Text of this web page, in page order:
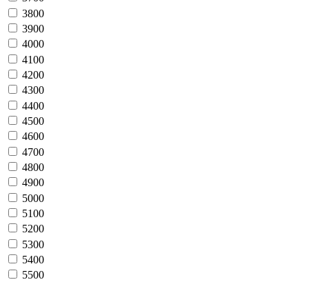
3800
3900
4000
4100
4200
4300
4400
4500
4600
4700
4800
4900
5000
5100
5200
5300
5400
5500